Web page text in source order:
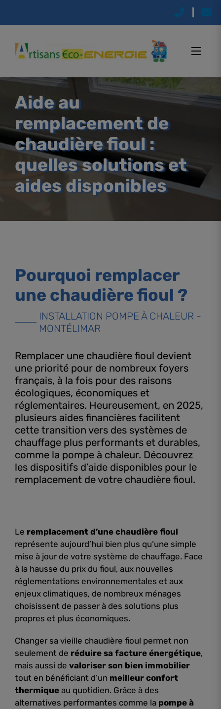
Aide au
remplacement de
chaudière fioul :
quelles solutions et
aides disponibles
Pourquoi remplacer
une chaudière fioul ?
INSTALLATION POMPE À CHALEUR -
MONTÉLIMAR
Remplacer une chaudière fioul devient
une priorité pour de nombreux foyers
français, à la fois pour des raisons
écologiques, économiques et
réglementaires. Heureusement, en 2025,
plusieurs aides financières facilitent
cette transition vers des systèmes de
chauffage plus performants et durables,
comme la pompe à chaleur. Découvrez
les dispositifs d’aide disponibles pour le
remplacement de votre chaudière fioul.
Le remplacement d’une chaudière fioul
représente aujourd’hui bien plus qu’une simple
mise à jour de votre système de chauffage. Face
à la hausse du prix du fioul, aux nouvelles
réglementations environnementales et aux
enjeux climatiques, de nombreux ménages
choisissent de passer à des solutions plus
propres et plus économiques.
Changer sa vieille chaudière fioul permet non
seulement de réduire sa facture énergétique,
mais aussi de valoriser son bien immobilier
tout en bénéficiant d’un meilleur confort
thermique au quotidien. Grâce à des
alternatives performantes comme la pompe à